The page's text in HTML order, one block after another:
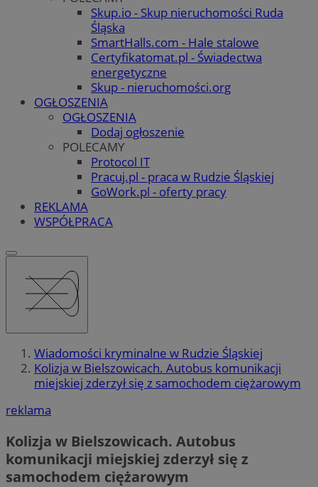
Skup.io - Skup nieruchomości Ruda
Śląska
SmartHalls.com - Hale stalowe
Certyfikatomat.pl - Świadectwa
energetyczne
Skup - nieruchomości.org
OGŁOSZENIA
OGŁOSZENIA
Dodaj ogłoszenie
POLECAMY
Protocol IT
Pracuj.pl - praca w Rudzie Śląskiej
GoWork.pl - oferty pracy
REKLAMA
WSPÓŁPRACA
Wiadomości kryminalne w Rudzie Śląskiej
Kolizja w Bielszowicach. Autobus komunikacji
miejskiej zderzył się z samochodem ciężarowym
reklama
Kolizja w Bielszowicach. Autobus
komunikacji miejskiej zderzył się z
samochodem ciężarowym